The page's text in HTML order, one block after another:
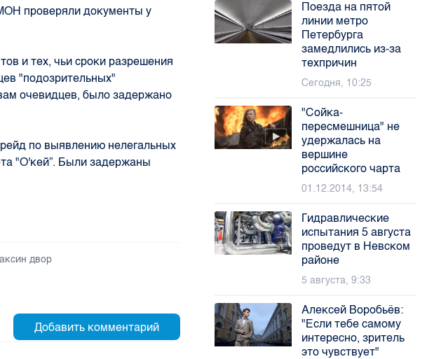
проверяли документы у
и тех, чьи сроки разрешения
"подозрительных"
очевидцев, было задержано
по выявлению нелегальных
"О'кей”. Были задержаны
двор
Поезда на пятой
линии метро
Петербурга
замедлились из-за
техпричин
Сегодня, 10:25
"Сойка-
пересмешница" не
удержалась на
вершине
российского чарта
01.12.2014, 13:54
Гидравлические
испытания 5 августа
проведут в Невском
районе
5 августа, 9:33
Алексей Воробьёв:
"Если тебе самому
интересно, зритель
это чувствует"